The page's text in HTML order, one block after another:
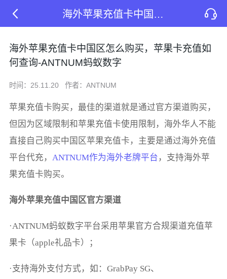
海外苹果充值卡中国区怎么购买，苹果卡充值如何查询-ANTNUM蚂蚁数字
海外苹果充值卡中国区怎么购买，苹果卡充值如
何查询-ANTNUM蚂蚁数字
时间：25.11.20 作者：ANTNUM
苹果充值卡购买，最佳的渠道就是通过官方渠道购买，
但因为区域限制和苹果充值卡使用限制，海外华人不能
直接自己购买中国区苹果充值卡，主要是通过海外充值
平台代充， ANTNUM作为海外老牌平台 ，支持海外苹
果充值卡购买。
海外苹果充值中国区官方渠道
·ANTNUM蚂蚁数字平台采用苹果官方合规渠道充值苹
果卡（apple礼品卡）；
·支持海外支付方式，如：GrabPay SG、